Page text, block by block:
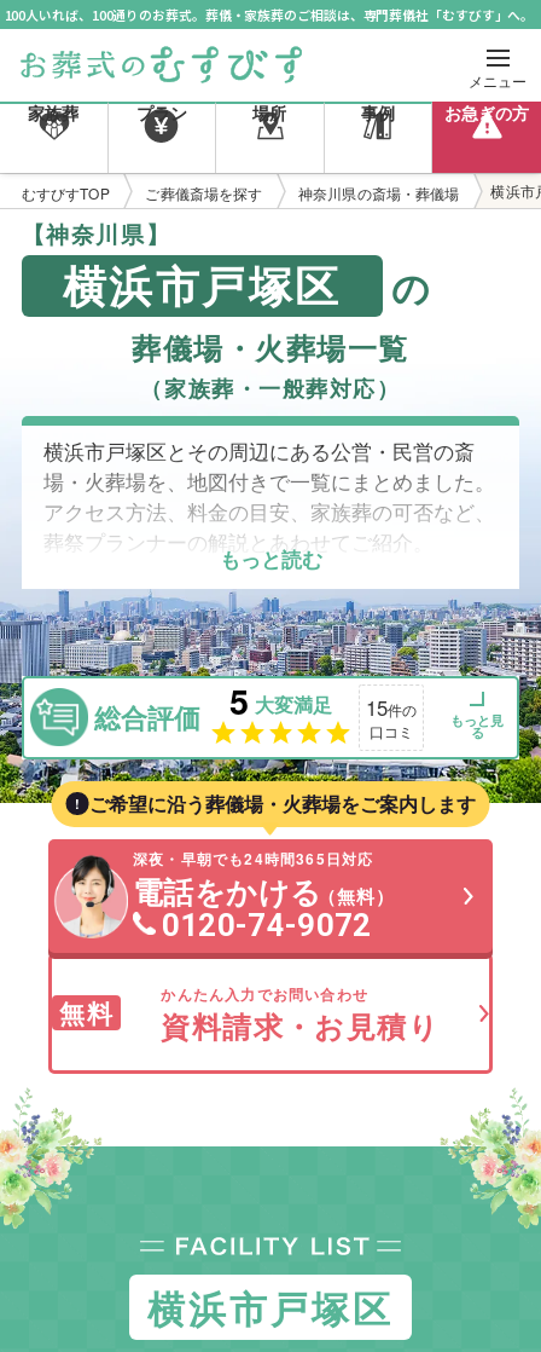
100人いれば、100通りのお葬式。葬儀・家族葬のご相談は、専門葬儀社「むすびす」へ。
メニュー
家族葬 プラン 場所 事例 お急ぎの方
むすびすTOP ご葬儀斎場を探す 神奈川県の斎場・葬儀場 横浜市
【神奈川県】
横浜市戸塚区 の
葬儀場・火葬場一覧
（家族葬・一般葬対応）
横浜市戸塚区とその周辺にある公営・民営の斎
場・火葬場を、地図付きで一覧にまとめました。
アクセス方法、料金の目安、家族葬の可否など、
葬祭プランナーの解説とあわせてご紹介。
もっと読む
総合評価 5 大変満足 15件の
口コミ
もっと見
る
ご希望に沿う葬儀場・火葬場をご案内します
深夜・早朝でも24時間365日対応
電話をかける（無料）
0120-74-9072
無料
かんたん入力でお問い合わせ
資料請求・お見積り
横浜市戸塚区